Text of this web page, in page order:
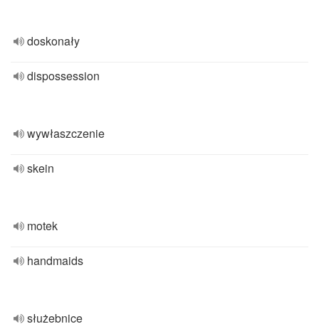
doskonały
dispossession
wywłaszczenie
skein
motek
handmaids
służebnice